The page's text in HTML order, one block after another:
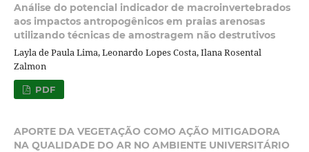
Análise do potencial indicador de macroinvertebrados
aos impactos antropogênicos em praias arenosas
utilizando técnicas de amostragem não destrutivos
Layla de Paula Lima, Leonardo Lopes Costa, Ilana Rosental
Zalmon
PDF
APORTE DA VEGETAÇÃO COMO AÇÃO MITIGADORA
NA QUALIDADE DO AR NO AMBIENTE UNIVERSITÁRIO